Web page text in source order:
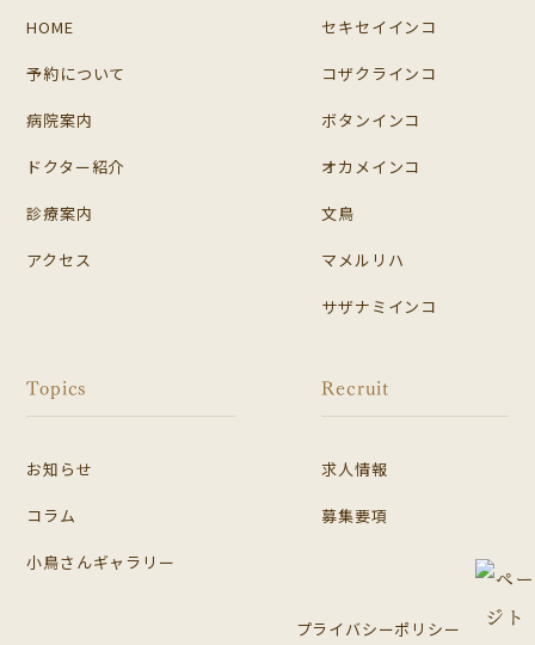
HOME
予約について
病院案内
ドクター紹介
診療案内
アクセス
セキセイインコ
コザクラインコ
ボタンインコ
オカメインコ
文鳥
マメルリハ
サザナミインコ
Topics
お知らせ
コラム
小鳥さんギャラリー
Recruit
求人情報
募集要項
プライバシーポリシー